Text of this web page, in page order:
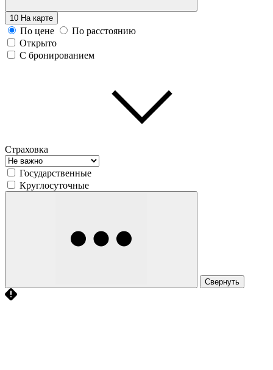
10 На карте
По цене
По расстоянию
Открыто
С бронированием
Страховка
Государственные
Круглосуточные
Свернуть